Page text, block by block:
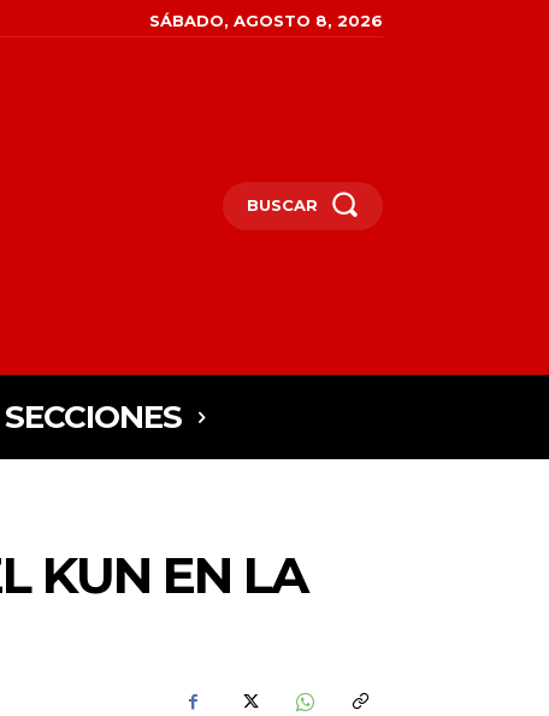
SÁBADO, AGOSTO 8, 2026
BUSCAR
SECCIONES
KUN EN LA